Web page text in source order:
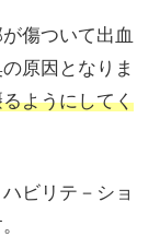
傷ついて出血
原因となりま
ようにしてく
ビリテ－ショ